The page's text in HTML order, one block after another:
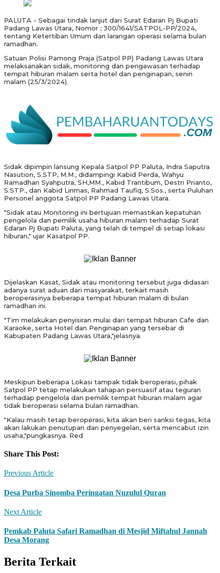
PALUTA - Sebagai tindak lanjut dari Surat Edaran Pj Bupati
Padang Lawas Utara, Nomor ; 300/1641/SATPOL-PP/2024,
tentang Ketertiban Umum dan larangan operasi selama bulan
ramadhan.
Satuan Polisi Pamong Praja (Satpol PP) Padang Lawas Utara
melaksanakan sidak, monitoring dan pengawasan terhadap
tempat hiburan malam serta hotel dan penginapan, senin
malam (25/3/2024).
Sidak dipimpin lansung Kepala Satpol PP Paluta, Indra Saputra
Nasution, S.STP, M.M., didampingi Kabid Perda, Wahyu
Ramadhan Syahputra, SH,MM., Kabid Trantibum, Destri Prianto,
S.STP., dan Kabid Linmas, Rahmad Taufiq, S.Sos., serta Puluhan
Personel anggota Satpol PP Padang Lawas Utara.
"Sidak atau Monitoring ini bertujuan memastikan kepatuhan
pengelola dan pemilik usaha hiburan malam terhadap Surat
Edaran Pj Bupati Paluta, yang telah di tempel di setiap lokasi
hiburan," ujar Kasatpol PP.
Dijelaskan Kasat, Sidak atau monitoring tersebut juga didasari
adanya surat aduan dari masyarakat, terkait masih
beroperasinya beberapa tempat hiburan malam di bulan
ramadhan ini.
"Tim melakukan penyisiran mulai dari tempat hiburan Cafe dan
Karaoke, serta Hotel dan Penginapan yang tersebar di
Kabupaten Padang Lawas Utara,"jelasnya.
Meskipun beberapa Lokasi tampak tidak beroperasi, pihak
Satpol PP tetap melakukan tahapan persuasif atau teguran
terhadap pengelola dan pemilik tempat hiburan malam agar
tidak beroperasi selama bulan ramadhan.
"Kalau masih tetap beroperasi, kita akan beri sanksi tegas, kita
akan lakukan penutupan dan penyegelan, serta mencabut izin
usaha,"pungkasnya. Red
Share This Post:
Previous Article
Desa Purba Sinomba Peringatan Nuzulul Quran
Next Article
Pemkab Paluta Safari Ramadhan di Mesjid Miftahul Jannah
Desa Morang
Berita Terkait